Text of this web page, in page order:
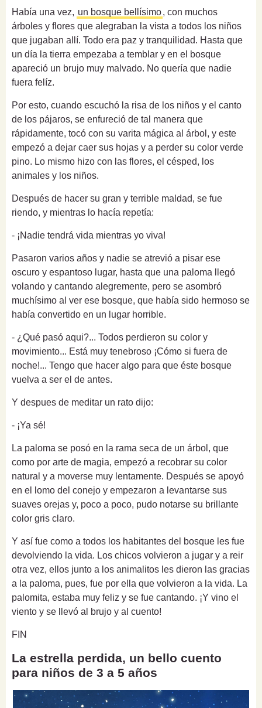
Había una vez, un bosque bellísimo, con muchos
árboles y flores que alegraban la vista a todos los niños
que jugaban allí. Todo era paz y tranquilidad. Hasta que
un día la tierra empezaba a temblar y en el bosque
apareció un brujo muy malvado. No quería que nadie
fuera felíz.
Por esto, cuando escuchó la risa de los niños y el canto
de los pájaros, se enfureció de tal manera que
rápidamente, tocó con su varita mágica al árbol, y este
empezó a dejar caer sus hojas y a perder su color verde
pino. Lo mismo hizo con las flores, el césped, los
animales y los niños.
Después de hacer su gran y terrible maldad, se fue
riendo, y mientras lo hacía repetía:
- ¡Nadie tendrá vida mientras yo viva!
Pasaron varios años y nadie se atrevió a pisar ese
oscuro y espantoso lugar, hasta que una paloma llegó
volando y cantando alegremente, pero se asombró
muchísimo al ver ese bosque, que había sido hermoso se
había convertido en un lugar horrible.
- ¿Qué pasó aqui?... Todos perdieron su color y
movimiento... Está muy tenebroso ¡Cómo si fuera de
noche!... Tengo que hacer algo para que éste bosque
vuelva a ser el de antes.
Y despues de meditar un rato dijo:
- ¡Ya sé!
La paloma se posó en la rama seca de un árbol, que
como por arte de magia, empezó a recobrar su color
natural y a moverse muy lentamente. Después se apoyó
en el lomo del conejo y empezaron a levantarse sus
suaves orejas y, poco a poco, pudo notarse su brillante
color gris claro.
Y así fue como a todos los habitantes del bosque les fue
devolviendo la vida. Los chicos volvieron a jugar y a reir
otra vez, ellos junto a los animalitos les dieron las gracias
a la paloma, pues, fue por ella que volvieron a la vida. La
palomita, estaba muy feliz y se fue cantando. ¡Y vino el
viento y se llevó al brujo y al cuento!
FIN
La estrella perdida, un bello cuento
para niños de 3 a 5 años